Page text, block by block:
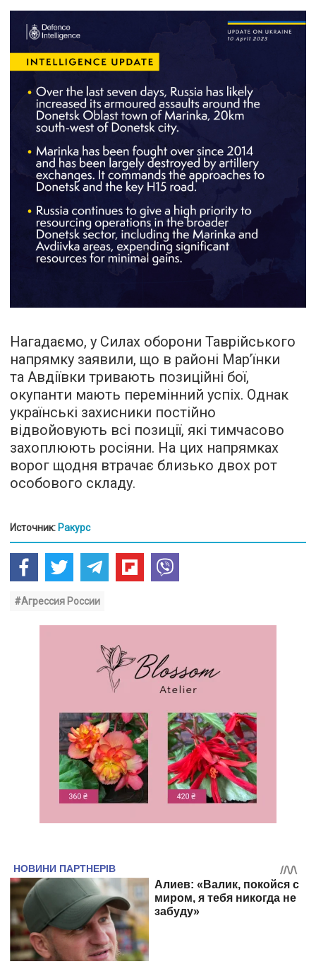
Нагадаємо, у Силах оборони Таврійського
напрямку заявили, що в районі Мар’їнки
та Авдіївки тривають позиційні бої,
окупанти мають перемінний успіх. Однак
українські захисники постійно
відвойовують всі позиції, які тимчасово
захоплюють росіяни. На цих напрямках
ворог щодня втрачає близько двох рот
особового складу.
Источник: Ракурс
#Агрессия России